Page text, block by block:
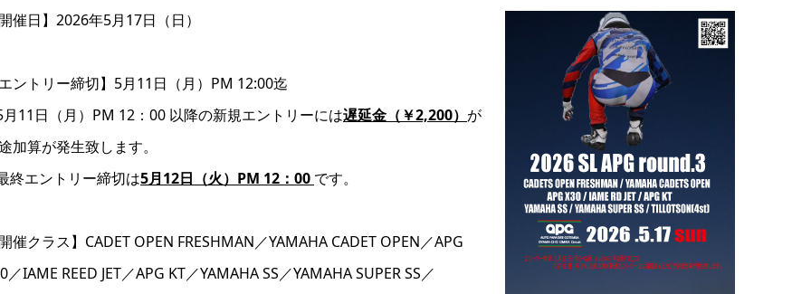
催日】2026年5月17日（日）
ントリー締切】5月11日（月）PM 12:00迄
11日（月）PM 12：00 以降の新規エントリーには遅延金（￥2,200） が
加算が発生致します。
終エントリー締切は5月12日（火）PM 12：00 です。
催クラス】CADET OPEN FRESHMAN／YAMAHA CADET OPEN／APG
／IAME REED JET／APG KT／YAMAHA SS／YAMAHA SUPER SS／